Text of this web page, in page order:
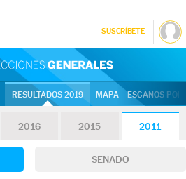
SUSCRÍBETE
RESULTADOS 2019 MAPA ESCAÑOS
2016 2015 2011
SENADO